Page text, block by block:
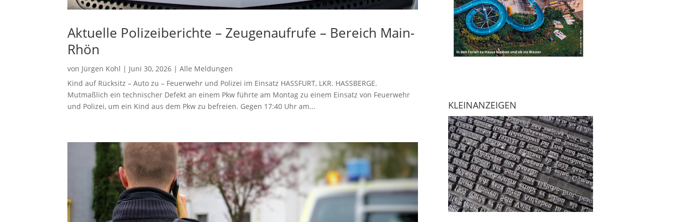
Aktuelle Polizeiberichte – Zeugenaufrufe – Bereich Main-
Rhön
von Jürgen Kohl | Juni 30, 2026 |Alle Meldungen
Kind auf Rücksitz – Auto zu – Feuerwehr und Polizei im Einsatz HASSFURT, LKR. HASSBERGE.
Mutmaßlich ein technischer Defekt an einem Pkw führte am Montag zu einem Einsatz von Feuerwehr
und Polizei, um ein Kind aus dem Pkw zu befreien. Gegen 17:40 Uhr am...
KLEINANZEIGEN